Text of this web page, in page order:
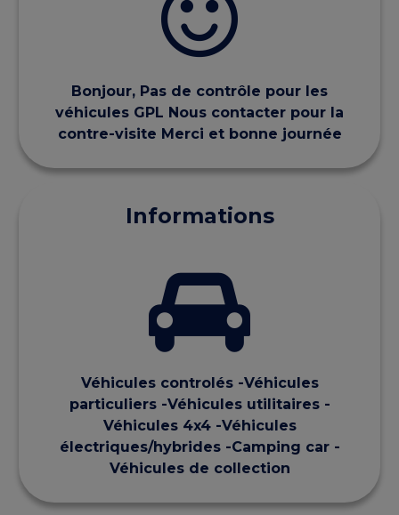
Bonjour, Pas de contrôle pour les
véhicules GPL Nous contacter pour la
contre-visite Merci et bonne journée
Informations
Véhicules controlés -Véhicules
particuliers -Véhicules utilitaires -
Véhicules 4x4 -Véhicules
électriques/hybrides -Camping car -
Véhicules de collection